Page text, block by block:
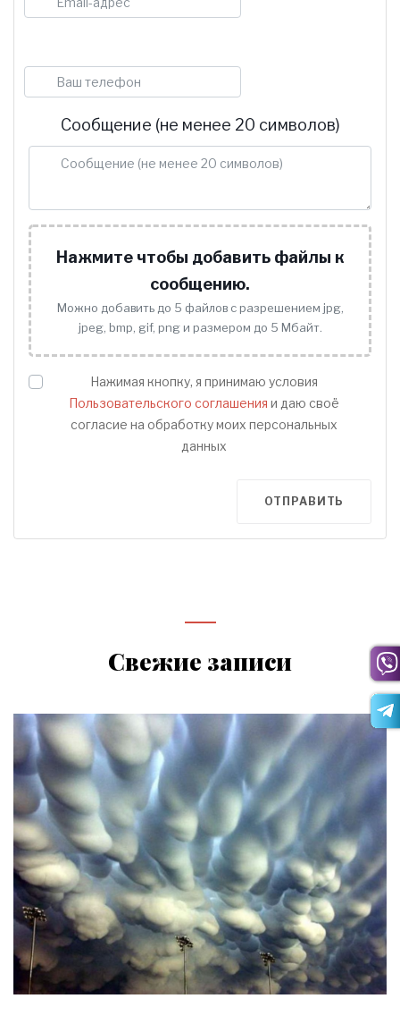
Сообщение (не менее 20 символов)
Нажмите чтобы добавить файлы к
сообщению.
Можно добавить до 5 файлов с разрешением jpg,
jpeg, bmp, gif, png и размером до 5 Мбайт.
Нажимая кнопку, я принимаю условия
Пользовательского соглашения и даю своё
согласие на обработку моих персональных
данных
ОТПРАВИТЬ
Свежие записи